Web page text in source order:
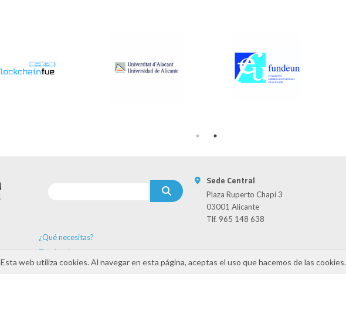
¿Qué necesitas?
Tendencias
Formación
Sede Central
Plaza Ruperto Chapí 3
03001 Alicante
Tlf. 965 148 638
Esta web utiliza cookies. Al navegar en esta página, aceptas el uso que hacemos de las cookies.